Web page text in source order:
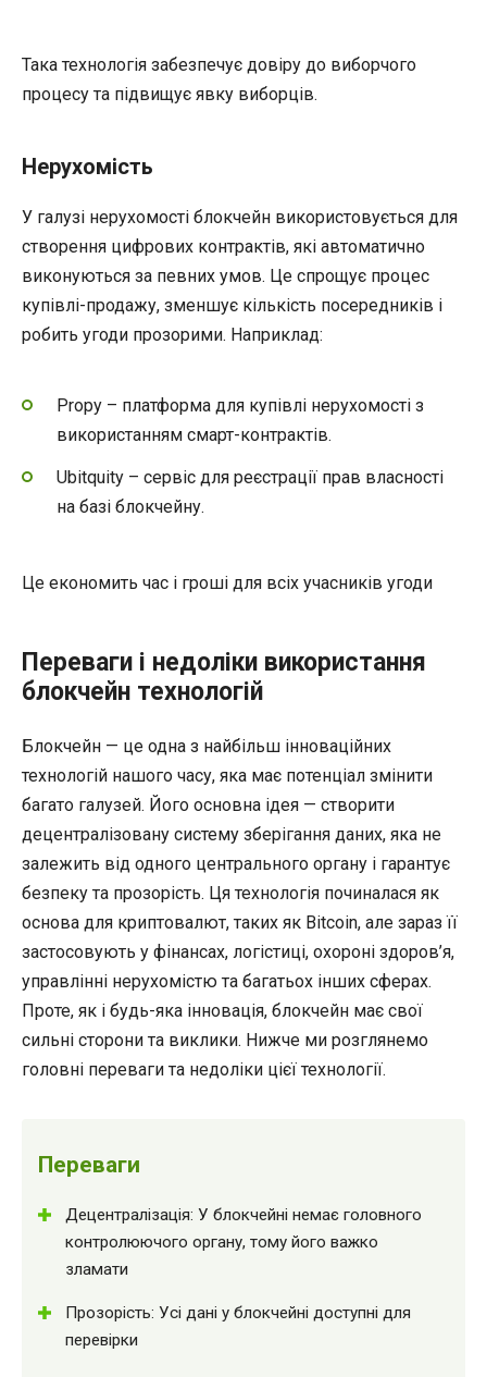
Така технологія забезпечує довіру до виборчого
процесу та підвищує явку виборців.
Нерухомість
У галузі нерухомості блокчейн використовується для
створення цифрових контрактів, які автоматично
виконуються за певних умов. Це спрощує процес
купівлі-продажу, зменшує кількість посередників і
робить угоди прозорими. Наприклад:
Propy – платформа для купівлі нерухомості з
використанням смарт-контрактів.
Ubitquity – сервіс для реєстрації прав власності
на базі блокчейну.
Це економить час і гроші для всіх учасників угоди
Переваги і недоліки використання
блокчейн технологій
Блокчейн — це одна з найбільш інноваційних
технологій нашого часу, яка має потенціал змінити
багато галузей. Його основна ідея — створити
децентралізовану систему зберігання даних, яка не
залежить від одного центрального органу і гарантує
безпеку та прозорість. Ця технологія починалася як
основа для криптовалют, таких як Bitcoin, але зараз її
застосовують у фінансах, логістиці, охороні здоров’я,
управлінні нерухомістю та багатьох інших сферах.
Проте, як і будь-яка інновація, блокчейн має свої
сильні сторони та виклики. Нижче ми розглянемо
головні переваги та недоліки цієї технології.
Переваги
Децентралізація: У блокчейні немає головного
контролюючого органу, тому його важко
зламати
Прозорість: Усі дані у блокчейні доступні для
перевірки